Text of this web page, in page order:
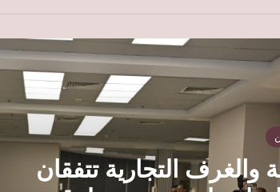
والغرف التجارية تتفقان